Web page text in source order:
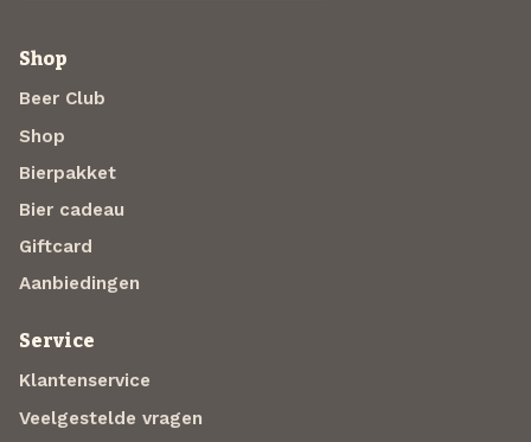
Shop
Beer Club
Shop
Bierpakket
Bier cadeau
Giftcard
Aanbiedingen
Service
Klantenservice
Veelgestelde vragen